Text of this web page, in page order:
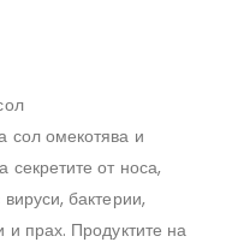
сол омекотява и
секретите от носа,
бактерии,
и прах. Продуктите на